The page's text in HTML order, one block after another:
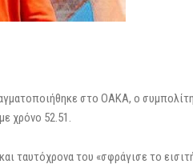
στο ΟΑΚΑ, ο
χρόνο 52.51.
ταυτόχρονα του «σφράγισε το